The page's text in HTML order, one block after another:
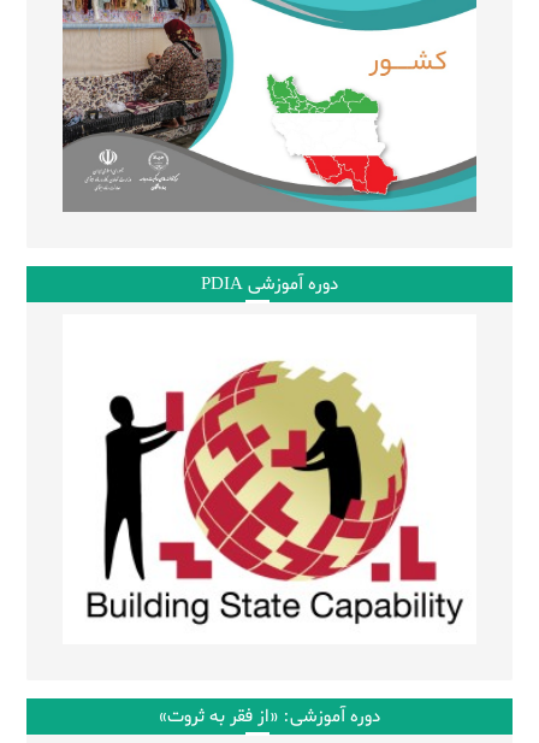
دوره آموزشی PDIA
دوره آموزشی: «از فقر به ثروت»